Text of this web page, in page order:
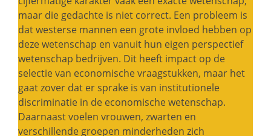
maar die gedachte is niet correct. Een probleem is
dat westerse mannen een grote invloed hebben op
deze wetenschap en vanuit hun eigen perspectief
wetenschap bedrijven. Dit heeft impact op de
selectie van economische vraagstukken, maar het
gaat zover dat er sprake is van institutionele
discriminatie in de economische wetenschap.
Daarnaast voelen vrouwen, zwarten en
verschillende groepen minderheden zich